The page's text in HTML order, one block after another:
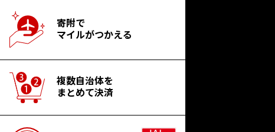
寄附で
マイルがつかえる
複数自治体を
まとめて決済